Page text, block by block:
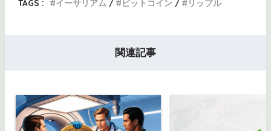
TAGS : イーサリアム ビットコイン リップル
関連記事